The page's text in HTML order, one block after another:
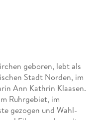
geboren, lebt als
Stadt Norden, im
Ann Kathrin Klaasen.
Ruhrgebiet, im
gezogen und Wahl-
Filme wurden mit